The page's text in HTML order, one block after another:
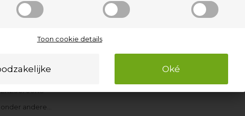
Toon cookie details
ERB34300X
ERB34300X8
ERE34400X
ERES35800X
ERZ36700X8
onder andere…